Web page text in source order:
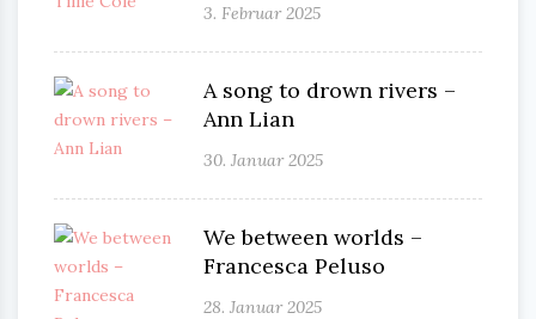
3. Februar 2025
A song to drown rivers –
Ann Lian
30. Januar 2025
We between worlds –
Francesca Peluso
28. Januar 2025